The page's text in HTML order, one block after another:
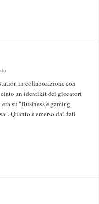
in collaborazione con
un identikit dei giocatori
su "Business e gaming.
Quanto è emerso dai dati